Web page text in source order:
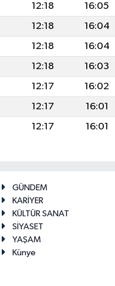
12:18 16:05
12:18 16:04
12:18 16:04
12:18 16:03
12:17 16:02
12:17 16:01
12:17 16:01
GÜNDEM
KARİYER
KÜLTÜR SANAT
SİYASET
YAŞAM
Künye